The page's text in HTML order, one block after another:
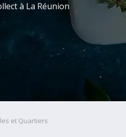
à La Réunion
et Quartiers